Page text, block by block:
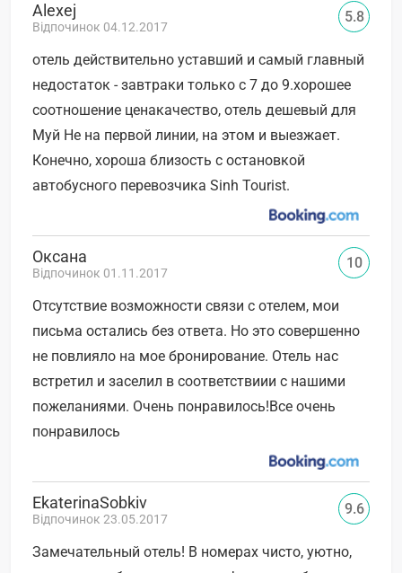
Alexej
Відпочинок 04.12.2017
отель действительно уставший и самый главный
недостаток - завтраки только с 7 до 9.хорошее
соотношение ценакачество, отель дешевый для
Муй Не на первой линии, на этом и выезжает.
Конечно, хороша близoсть с остановкой
автобусного перевозчика Sinh Tourist.
5.8
Оксана
Відпочинок 01.11.2017
Отсутствие возможности связи с отелем, мои
письма остались без ответа. Но это совершенно
не повлияло на мое бронирование. Отель нас
встретил и заселил в соответствиии с нашими
пожеланиями. Очень понравилось!Все очень
понравилось
10
EkaterinaSobkiv
Відпочинок 23.05.2017
Замечательный отель! В номерах чисто, уютно,
9.6